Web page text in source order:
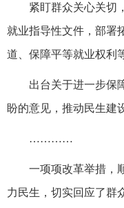
紧盯群众关心关切
就业指导性文件，部署
道、保障平等就业权利
出台关于进一步保
盼的意见，推动民生建
…………
一项项改革举措，
力民生，切实回应了群